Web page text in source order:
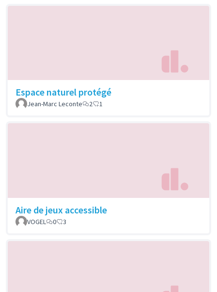
Espace naturel protégé
Jean-Marc Leconte 2 1
Aire de jeux accessible
VOGEL 0 3